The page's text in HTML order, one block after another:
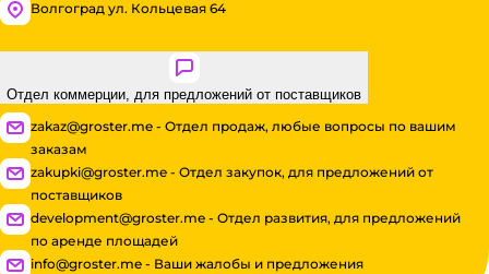
Волгоград ул. Кольцевая 64
Отдел коммерции, для предложений от поставщиков
zakaz@groster.me - Отдел продаж, любые вопросы по вашим
заказам
zakupki@groster.me - Отдел закупок, для предложений от
поставщиков
development@groster.me - Отдел развития, для предложений
по аренде площадей
info@groster.me - Ваши жалобы и предложения